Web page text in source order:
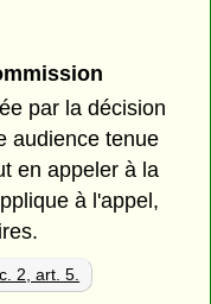
par la décision
audience tenue
en appeler à la
à l'appel,
2, art. 5.